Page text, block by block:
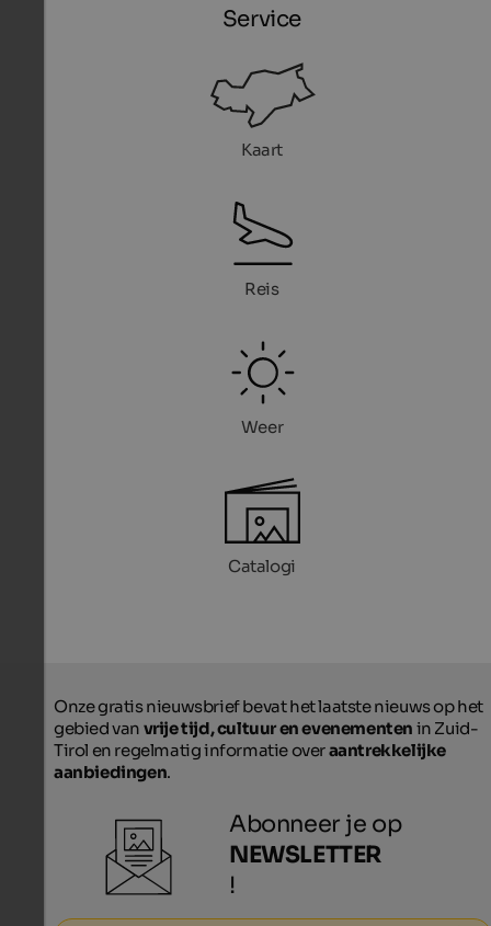
Service
Kaart
Reis
Weer
Catalogi
Onze gratis nieuwsbrief bevat het laatste nieuws op het
gebied van vrije tijd, cultuur en evenementen in Zuid-
Tirol en regelmatig informatie overaantrekkelijke
aanbiedingen.
Abonneer je op
NEWSLETTER
!